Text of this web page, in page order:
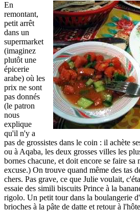
En
remontant,
petit arrêt
dans un
supermarket
(imaginez
plutôt une
épicerie
arabe) où les
prix ne sont
pas donnés
(le patron
nous
explique
qu'il n'y a
pas de grossistes dans le coin : il achète
ou à Aqaba, les deux grosses villes les
bornes chacune, et doit encore se faire sa
excuse.) On trouve quand même des tas
chers. Pas grave, ce que Julie voulait,
essaie des simili biscuits Prince à la
rigolo. Un petit tour dans la boulangerie
brioches à la pâte de datte et retour à